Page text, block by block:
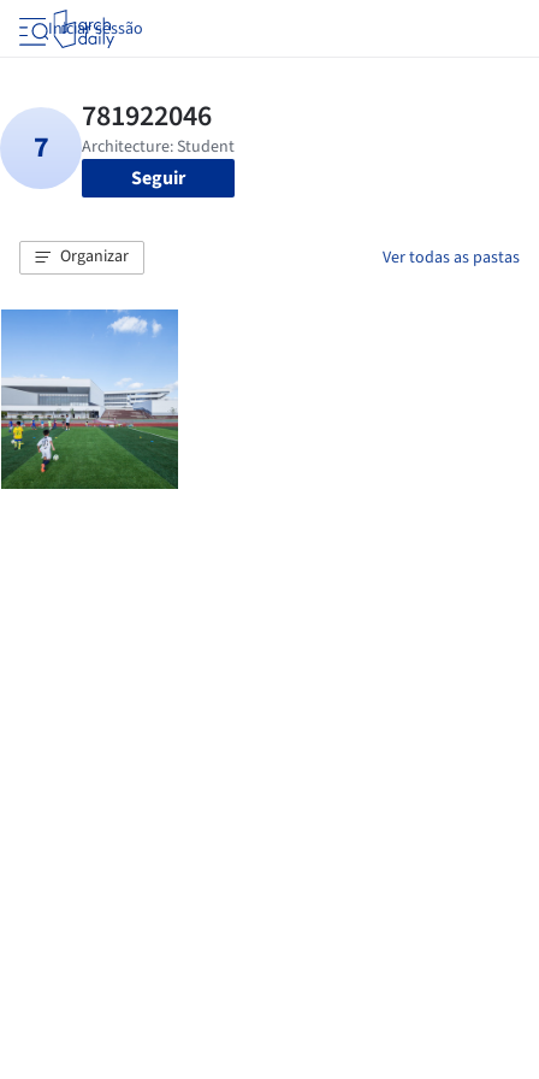
Iniciar sessão
Seguir
Organizar Ver todas as pastas